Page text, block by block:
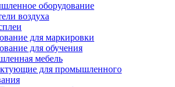
оборудование
воздуха
для маркировки
для обучения
мебель
для промышленного